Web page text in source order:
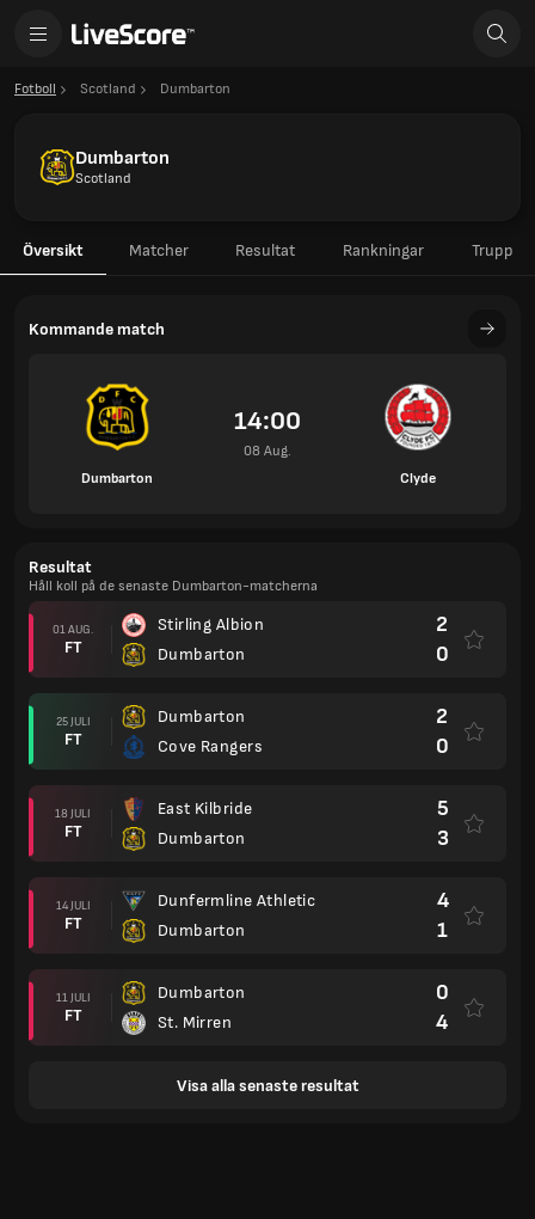
Fotboll Scotland Dumbarton
Dumbarton
Scotland
Översikt Matcher Resultat Rankningar Trupp
Kommande match
Dumbarton
14:00
08 Aug.
Clyde
Resultat
Håll koll på de senaste Dumbarton-matcherna
01 AUG.
FT
Stirling Albion
Dumbarton
2
0
25 JULI
FT
Dumbarton
Cove Rangers
2
0
18 JULI
FT
East Kilbride
Dumbarton
5
3
14 JULI
FT
Dunfermline Athletic
Dumbarton
4
1
11 JULI
FT
Dumbarton
St. Mirren
0
4
Visa alla senaste resultat